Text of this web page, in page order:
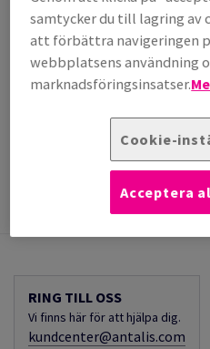
GalerieArt™ Matt är ett
hög vithet och extra hög...
Visa
RING TILL OSS
Vi finns här för att hjälpa dig.
kundcenter@antalis.com
samtycker du till lagring av
att förbättra navigeringen
webbplatsens användning
marknadsföringsinsatser.
Cookie-
Acceptera